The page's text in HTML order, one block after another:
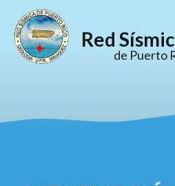
Red
de Puerto